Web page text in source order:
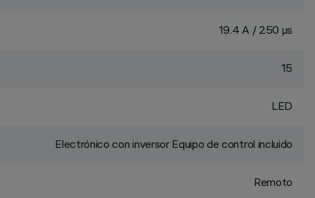
19.4 A / 250 µs
15
LED
Electrónico con inversor Equipo de control incluido
Remoto